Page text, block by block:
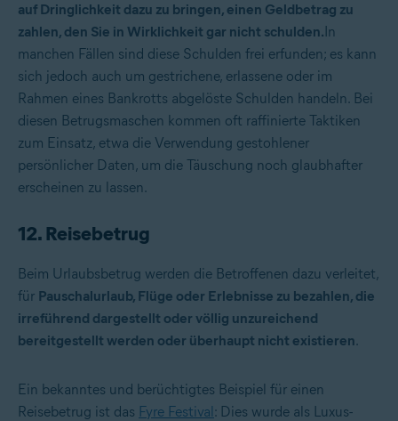
auf Dringlichkeit dazu zu bringen, einen Geldbetrag zu
zahlen, den Sie in Wirklichkeit gar nicht schulden.In
manchen Fällen sind diese Schulden frei erfunden; es kann
sich jedoch auch um gestrichene, erlassene oder im
Rahmen eines Bankrotts abgelöste Schulden handeln. Bei
diesen Betrugsmaschen kommen oft raffinierte Taktiken
zum Einsatz, etwa die Verwendung gestohlener
persönlicher Daten, um die Täuschung noch glaubhafter
erscheinen zu lassen.
12. Reisebetrug
Beim Urlaubsbetrug werden die Betroffenen dazu verleitet,
für Pauschalurlaub, Flüge oder Erlebnisse zu bezahlen, die
irreführend dargestellt oder völlig unzureichend
bereitgestellt werden oder überhaupt nicht existieren.
Ein bekanntes und berüchtigtes Beispiel für einen
Reisebetrug ist das Fyre Festival: Dies wurde als Luxus-